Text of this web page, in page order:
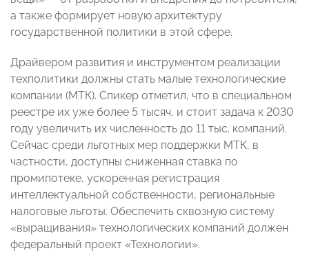
а также формирует новую архитектуру
государственной политики в этой сфере.
Драйвером развития и инструментом реализации
техполитики должны стать малые технологические
компании (МТК). Спикер отметил, что в специальном
реестре их уже более 5 тысяч, и стоит задача к 2030
году увеличить их численность до 11 тыс. компаний.
Сейчас среди льготных мер поддержки МТК, в
частности, доступны сниженная ставка по
промипотеке, ускоренная регистрация
интеллектуальной собственности, региональные
налоговые льготы. Обеспечить сквозную систему
«выращивания» технологических компаний должен
федеральный проект «Технологии».